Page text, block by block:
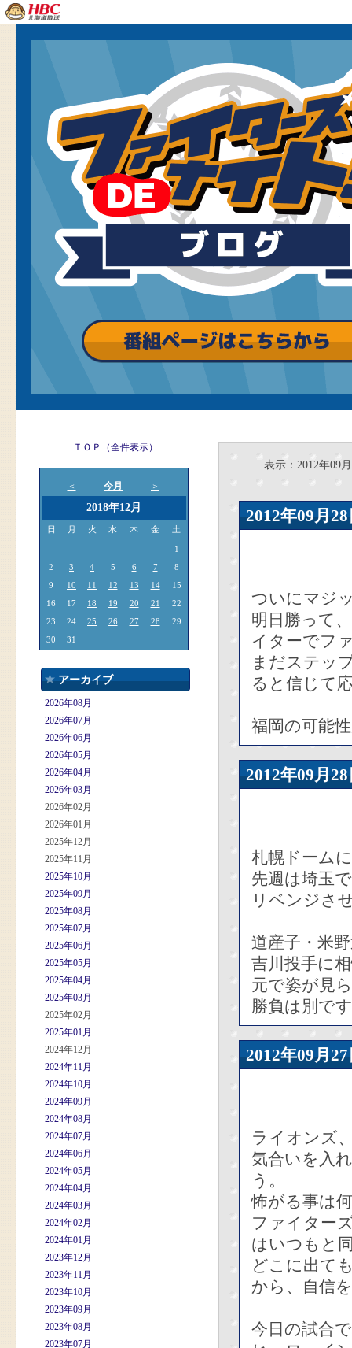
ＴＯＰ（全件表示）
＜ 今月 ＞
2018年12月
日 月 火 水 木 金 土
1
2
3 4 5 6 7
8
9
10 11 12 13 14
15
16
17 18 19 20 21
22
23
24 25 26 27 28
29
30
31
アーカイブ
2026年08月
2026年07月
2026年06月
2026年05月
2026年04月
2026年03月
2026年02月
2026年01月
2025年12月
2025年11月
2025年10月
2025年09月
2025年08月
2025年07月
2025年06月
2025年05月
2025年04月
2025年03月
2025年02月
2025年01月
2024年12月
2024年11月
2024年10月
2024年09月
2024年08月
2024年07月
2024年06月
2024年05月
2024年04月
2024年03月
2024年02月
2024年01月
2023年12月
2023年11月
2023年10月
2023年09月
2023年08月
2023年07月
表示：2012年09月
2012年09
ついにマジ
明日勝って
イターでフ
まだステッ
ると信じて
福岡の可能
2012年09
札幌ドーム
先週は埼玉
リベンジさ
道産子・米
吉川投手に
元で姿が見
勝負は別で
2012年09
ライオンズ
気合いを入
う。
怖がる事は
ファイター
はいつもと
どこに出て
から、自信
今日の試合